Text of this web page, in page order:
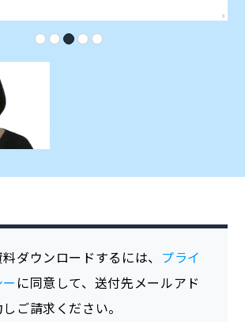
ダウンロードするには、 プライ
に同意して、送付先メールアド
ご請求ください。